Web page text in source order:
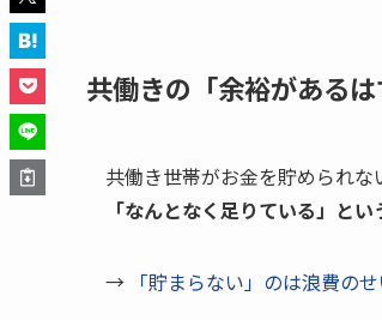
共働きの「余裕がある
共働き世帯がお金を貯められな
「なんとなく足りている」と
→ 「貯まらない」のは浪費